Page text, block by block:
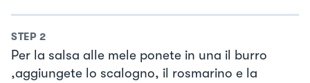
STEP 2
Per la salsa alle mele ponete in una il burro
,aggiungete lo scalogno, il rosmarino e la